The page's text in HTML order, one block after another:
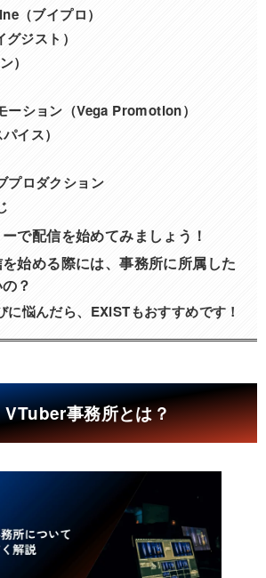
（ブイプロ）
ジスト）
）
ーション（Vega Promotion）
イス）
プロダクション
で配信を始めてみましょう！
始める際には、事務所に所属した
？
に悩んだら、EXiSTもおすすめです！
VTuber事務所とは？